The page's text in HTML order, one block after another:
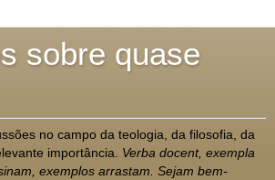
sobre quase
no campo da teologia, da filosofia, da
importância. Verba docent, exempla
exemplos arrastam. Sejam bem-